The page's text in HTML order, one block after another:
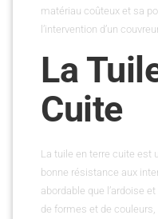
matériau coûteux et sa
l’intervention d’un
La
Cuite
La tuile en terre cuite est
bonne résistance aux
abordable que l’ardoise
de formes et de couleurs,